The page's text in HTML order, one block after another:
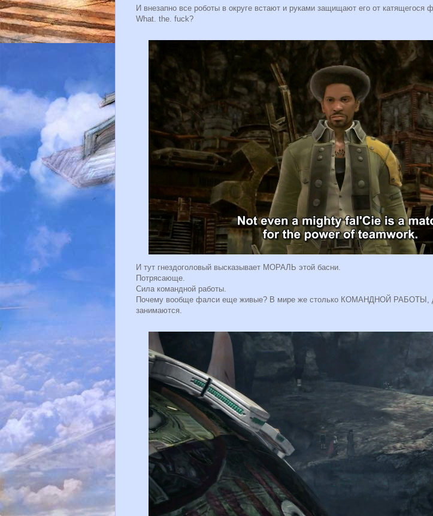
И внезапно все роботы в округе встают и руками защищают его от катящегося
What. the. fuck?
И тут гнездоголовый высказывает МОРАЛЬ этой басни.
Потрясающе.
Сила командной работы.
Почему вообще фалси еще живые? В мире же столько КОМАНДНОЙ РАБОТЫ,
занимаются.